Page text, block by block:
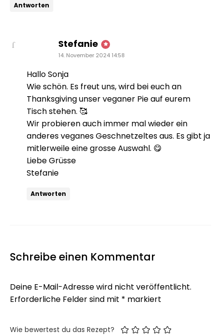
Antworten
Stefanie sagt:
14. November 2024 14:58
Hallo Sonja
Wie schön. Es freut uns, wird bei euch an
Thanksgiving unser veganer Pie auf eurem
Tisch stehen. 🥰
Wir probieren auch immer mal wieder ein
anderes veganes Geschnetzeltes aus. Es gibt ja
mitlerweile eine grosse Auswahl. 😋
Liebe Grüsse
Stefanie
Antworten
Schreibe einen Kommentar
Deine E-Mail-Adresse wird nicht veröffentlicht.
Erforderliche Felder sind mit * markiert
Wie bewertest du das Rezept?